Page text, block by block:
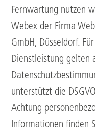
Fernwartung nutzen
Webex der Firma
GmbH, Düsseldorf.
Dienstleistung gelten
unterstützt die
Achtung
Informationen finden